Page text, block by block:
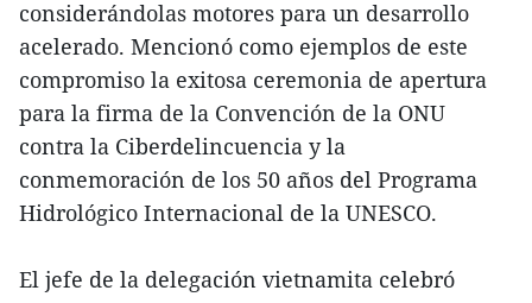
considerándolas motores para un desarrollo
acelerado. Mencionó como ejemplos de este
compromiso la exitosa ceremonia de apertura
para la firma de la Convención de la ONU
contra la Ciberdelincuencia y la
conmemoración de los 50 años del Programa
Hidrológico Internacional de la UNESCO.
El jefe de la delegación vietnamita celebró